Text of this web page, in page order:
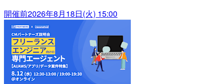
開催前2026年8月18日(火) 15:00